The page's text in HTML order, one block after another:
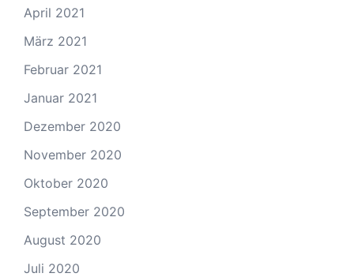
April 2021
März 2021
Februar 2021
Januar 2021
Dezember 2020
November 2020
Oktober 2020
September 2020
August 2020
Juli 2020